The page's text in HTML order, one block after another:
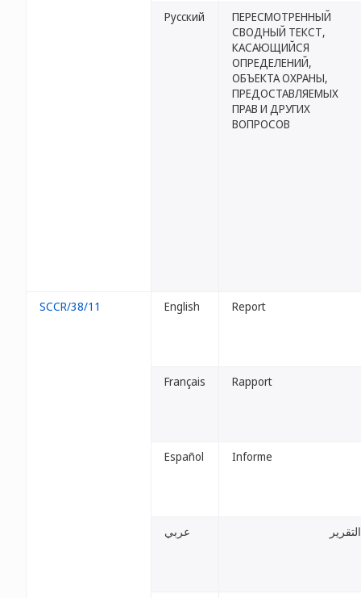
Русский
ПЕРЕСМОТРЕННЫЙ
СВОДНЫЙ ТЕКСТ,
КАСАЮЩИЙСЯ
ОПРЕДЕЛЕНИЙ,
ОБЪЕКТА ОХРАНЫ,
ПРЕДОСТАВЛЯЕМЫХ
ПРАВ И ДРУГИХ
ВОПРОСОВ
SCCR/38/11 English Report
Français Rapport
Español Informe
عربي التقرير